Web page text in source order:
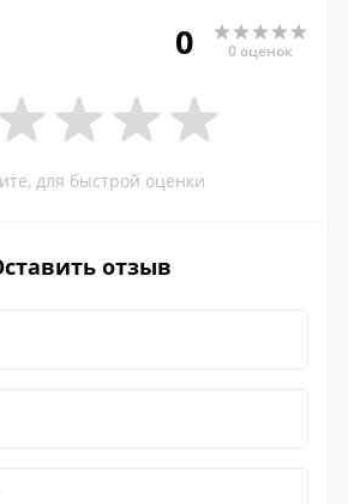
0 0 оценок
для быстрой оценки
отзыв